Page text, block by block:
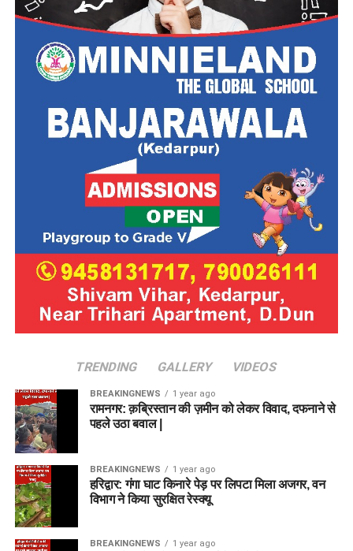
TRENDING GALLERY VIDEOS
BREAKINGNEWS 1 year ago
रामनगर: क़ब्रिस्तान की ज़मीन को लेकर विवाद, दफनाने से
पहले उठा बवाल |
BREAKINGNEWS 1 year ago
हरिद्वार: गंगा घाट किनारे पेड़ पर लिपटा मिला अजगर, वन
विभाग ने किया सुरक्षित रेस्क्यू
BREAKINGNEWS 1 year ago